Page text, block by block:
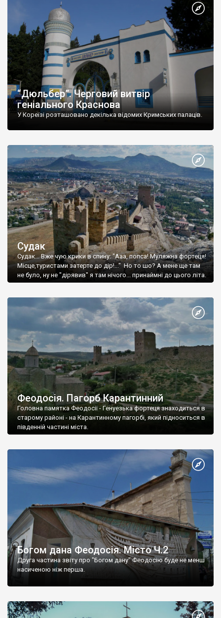
“Дюльбер”. Черговий витвір
геніального Краснова
У Кореїзі розташовано декілька відомих Кримських палаців.
Судак
Судак... Вже чую крики в спину: "Ааа, попса! Муляжна фортеця!
Місце,туристами затерте до дір!..." Но то шо? А мене ще там
не було, ну не "дірявив" я там нічого... принаймні до цього літа.
Феодосія. Пагорб Карантинний
Головна памятка Феодосії - Генуезька фортеця знаходиться в
старому районі - на Карантинному пагорбі, який підноситься в
південній частині міста.
Богом дана Феодосія. Місто Ч.2
Друга частина звіту про "Богом дану" Феодосію буде не менш
насиченою ніж перша.